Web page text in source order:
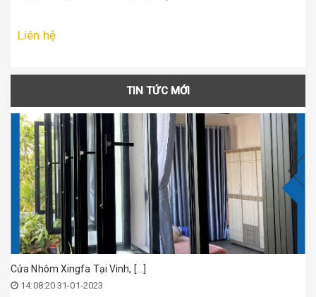
Liên hệ
TIN TỨC MỚI
Cửa Nhôm Xingfa Tại Vinh, [...]
14:08:20 31-01-2023